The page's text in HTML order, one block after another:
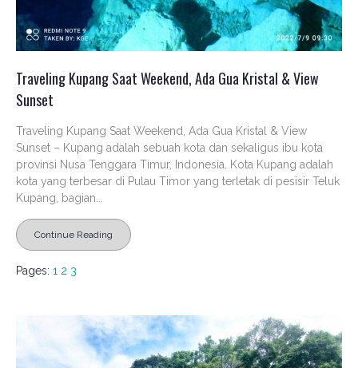
Traveling Kupang Saat Weekend, Ada Gua Kristal & View
Sunset
Traveling Kupang Saat Weekend, Ada Gua Kristal & View
Sunset – Kupang adalah sebuah kota dan sekaligus ibu kota
provinsi Nusa Tenggara Timur, Indonesia. Kota Kupang adalah
kota yang terbesar di Pulau Timor yang terletak di pesisir Teluk
Kupang, bagian...
Continue Reading
Pages: 1 2 3